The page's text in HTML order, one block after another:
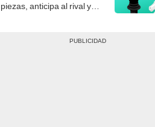
piezas, anticipa al rival y